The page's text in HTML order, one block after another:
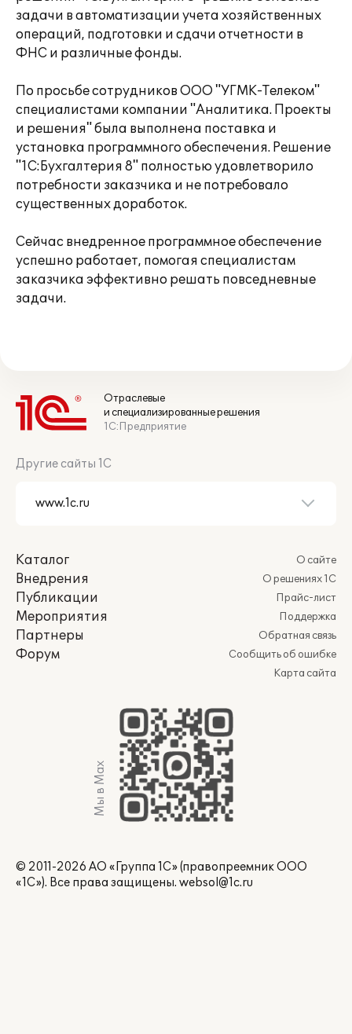
задачи в автоматизации учета хозяйственных
операций, подготовки и сдачи отчетности в
ФНС и различные фонды.
По просьбе сотрудников ООО "УГМК-Телеком"
специалистами компании "Аналитика. Проекты
и решения" была выполнена поставка и
установка программного обеспечения. Решение
"1С:Бухгалтерия 8" полностью удовлетворило
потребности заказчика и не потребовало
существенных доработок.
Сейчас внедренное программное обеспечение
успешно работает, помогая специалистам
заказчика эффективно решать повседневные
задачи.
Отраслевые
и специализированные решения
1С:Предприятие
Другие сайты 1С
Каталог
Внедрения
Публикации
Мероприятия
Партнеры
Форум
О сайте
О решениях 1С
Прайс-лист
Поддержка
Обратная связь
Сообщить об ошибке
Карта сайта
Мы в Max
© 2011-2026 АО «Группа 1С» (правопреемник ООО
«1С»). Все права защищены. websol@1c.ru